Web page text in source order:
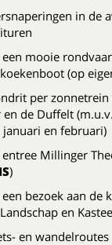
in de
mooie
(op
per zonnetrein
de Duffelt
januari en februari)
Millinger
)
bezoek aan de
en
en wandelroutes